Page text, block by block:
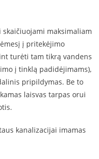
maksimaliam
į pritekėjimo
turėti tam tikrą vandens
į tinklą padidėjimams),
pripildymas. Be to
laisvas tarpas orui
kanalizacijai imamas